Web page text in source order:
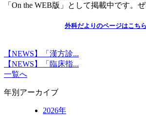
「On the WEB版」として掲載中です。
外科だよりのページはこち
【NEWS】「漢方診...
【NEWS】「臨床指...
一覧へ
年別アーカイブ
2026年